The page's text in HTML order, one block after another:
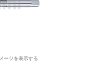
ージを表示する